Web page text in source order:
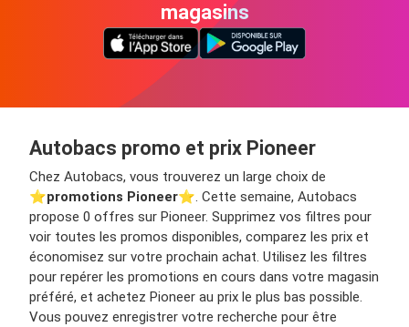
magasins
Autobacs promo et prix Pioneer
Chez Autobacs, vous trouverez un large choix de
⭐️promotions Pioneer⭐️. Cette semaine, Autobacs
propose 0 offres sur Pioneer. Supprimez vos filtres pour
voir toutes les promos disponibles, comparez les prix et
économisez sur votre prochain achat. Utilisez les filtres
pour repérer les promotions en cours dans votre magasin
préféré, et achetez Pioneer au prix le plus bas possible.
Vous pouvez enregistrer votre recherche pour être